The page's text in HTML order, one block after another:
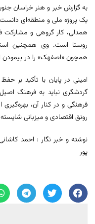
به گزارش خبر و هنر خراسان
یک پروژه ملی و منطقه‌ای
همدلی، کار گروهی و مشارکت
روستا است. وی همچنین
همچون «اصفهک» را در پیمودن
امینی در پایان با تأکید بر
گردشگری نباید به فرهنگ
فرهنگی و در کنار آن، بهره‌گیری
رونق اقتصادی و میزبانی
نوشته و خبر نگار : احمد
پور